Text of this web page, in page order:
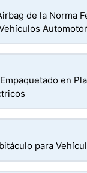
de la Norma
en
para